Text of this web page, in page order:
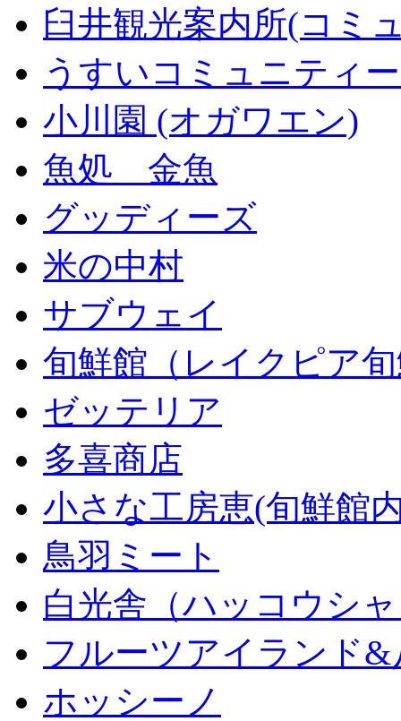
臼井観光案内所(コミ
うすいコミュニティ
小川園 (オガワエン)
魚処 金魚
グッディーズ
米の中村
サブウェイ
旬鮮館（レイクピア
ゼッテリア
多喜商店
小さな工房恵(旬鮮館
鳥羽ミート
白光舎（ハッコウシ
フルーツアイランド
ホッシーノ